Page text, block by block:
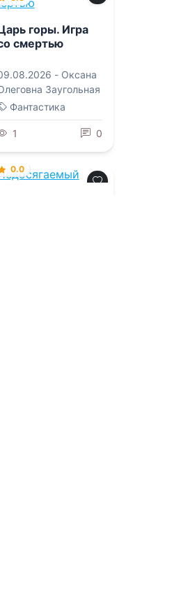
горы. Игра
смертью
- Оксана
Заугольная
Фантастика
1 0
0.0